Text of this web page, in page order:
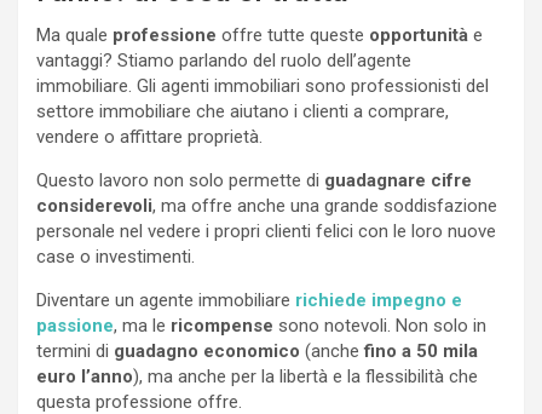
Ma quale professione offre tutte queste opportunità e
vantaggi? Stiamo parlando del ruolo dell’agente
immobiliare. Gli agenti immobiliari sono professionisti del
settore immobiliare che aiutano i clienti a comprare,
vendere o affittare proprietà.
Questo lavoro non solo permette di guadagnare cifre
considerevoli, ma offre anche una grande soddisfazione
personale nel vedere i propri clienti felici con le loro nuove
case o investimenti.
Diventare un agente immobiliare richiede impegno e
passione, ma le ricompense sono notevoli. Non solo in
termini di guadagno economico (anchefino a 50 mila
euro l’anno), ma anche per la libertà e la flessibilità che
questa professione offre.